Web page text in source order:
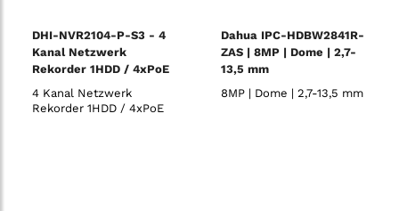
DHI-NVR2104-P-S3 - 4
Kanal Netzwerk
Rekorder 1HDD / 4xPoE
4 Kanal Netzwerk
Rekorder 1HDD / 4xPoE
Dahua IPC-HDBW2841R-
ZAS | 8MP | Dome | 2,7-
13,5 mm
8MP | Dome | 2,7-13,5 mm